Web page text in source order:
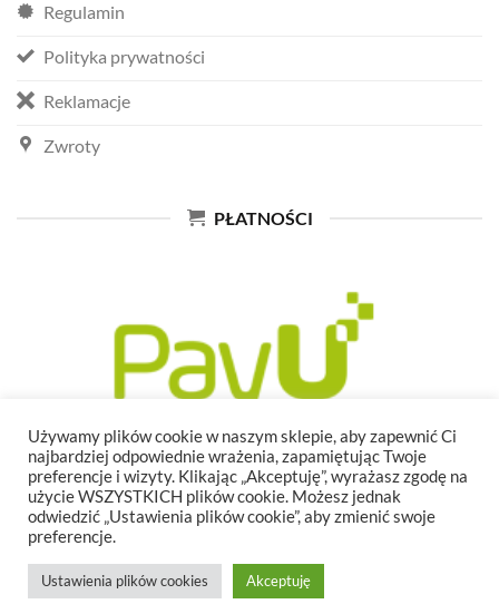
Regulamin
Polityka prywatności
Reklamacje
Zwroty
PŁATNOŚCI
Używamy plików cookie w naszym sklepie, aby zapewnić Ci
najbardziej odpowiednie wrażenia, zapamiętując Twoje
preferencje i wizyty. Klikając „Akceptuję”, wyrażasz zgodę na
użycie WSZYSTKICH plików cookie. Możesz jednak
odwiedzić „Ustawienia plików cookie”, aby zmienić swoje
preferencje.
Ustawienia plików cookies Akceptuję